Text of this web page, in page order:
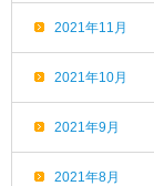
2021年11月
2021年10月
2021年9月
2021年8月